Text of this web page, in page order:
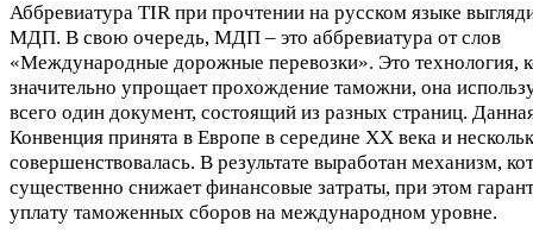
Аббревиатура TIR при прочтении на русском языке
МДП. В свою очередь, МДП – это аббревиатура от слов
«Международные дорожные перевозки». Это технология,
значительно упрощает прохождение таможни, она
всего один документ, состоящий из разных страниц.
Конвенция принята в Европе в середине ХХ века и
совершенствовалась. В результате выработан механизм,
существенно снижает финансовые затраты, при этом
уплату таможенных сборов на международном уровне.